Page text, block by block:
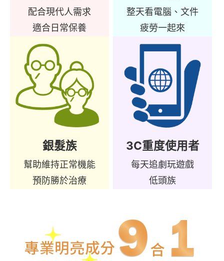
配合現代人需求
適合日常保養
整天看電腦、文件
疲勞一起來
銀髮族
幫助維持正常機能
預防勝於治療
3C重度使用者
每天追劇玩遊戲
低頭族